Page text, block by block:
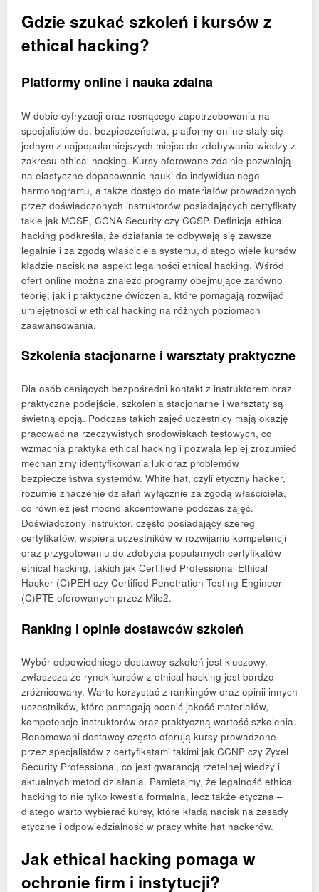
Gdzie szukać szkoleń i kursów z
ethical hacking?
Platformy online i nauka zdalna
W dobie cyfryzacji oraz rosnącego zapotrzebowania na
specjalistów ds. bezpieczeństwa, platformy online stały się
jednym z najpopularniejszych miejsc do zdobywania wiedzy z
zakresu ethical hacking. Kursy oferowane zdalnie pozwalają
na elastyczne dopasowanie nauki do indywidualnego
harmonogramu, a także dostęp do materiałów prowadzonych
przez doświadczonych instruktorów posiadających certyfikaty
takie jak MCSE, CCNA Security czy CCSP. Definicja ethical
hacking podkreśla, że działania te odbywają się zawsze
legalnie i za zgodą właściciela systemu, dlatego wiele kursów
kładzie nacisk na aspekt legalności ethical hacking. Wśród
ofert online można znaleźć programy obejmujące zarówno
teorię, jak i praktyczne ćwiczenia, które pomagają rozwijać
umiejętności w ethical hacking na różnych poziomach
zaawansowania.
Szkolenia stacjonarne i warsztaty praktyczne
Dla osób ceniących bezpośredni kontakt z instruktorem oraz
praktyczne podejście, szkolenia stacjonarne i warsztaty są
świetną opcją. Podczas takich zajęć uczestnicy mają okazję
pracować na rzeczywistych środowiskach testowych, co
wzmacnia praktyka ethical hacking i pozwala lepiej zrozumieć
mechanizmy identyfikowania luk oraz problemów
bezpieczeństwa systemów. White hat, czyli etyczny hacker,
rozumie znaczenie działań wyłącznie za zgodą właściciela,
co również jest mocno akcentowane podczas zajęć.
Doświadczony instruktor, często posiadający szereg
certyfikatów, wspiera uczestników w rozwijaniu kompetencji
oraz przygotowaniu do zdobycia popularnych certyfikatów
ethical hacking, takich jak Certified Professional Ethical
Hacker (C)PEH czy Certified Penetration Testing Engineer
(C)PTE oferowanych przez Mile2.
Ranking i opinie dostawców szkoleń
Wybór odpowiedniego dostawcy szkoleń jest kluczowy,
zwłaszcza że rynek kursów z ethical hacking jest bardzo
zróżnicowany. Warto korzystać z rankingów oraz opinii innych
uczestników, które pomagają ocenić jakość materiałów,
kompetencje instruktorów oraz praktyczną wartość szkolenia.
Renomowani dostawcy często oferują kursy prowadzone
przez specjalistów z certyfikatami takimi jak CCNP czy Zyxel
Security Professional, co jest gwarancją rzetelnej wiedzy i
aktualnych metod działania. Pamiętajmy, że legalność ethical
hacking to nie tylko kwestia formalna, lecz także etyczna –
dlatego warto wybierać kursy, które kładą nacisk na zasady
etyczne i odpowiedzialność w pracy white hat hackerów.
Jak ethical hacking pomaga w
ochronie firm i instytucji?